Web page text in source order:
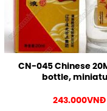
CN-045 Chinese
bottle,
243.000VNĐ